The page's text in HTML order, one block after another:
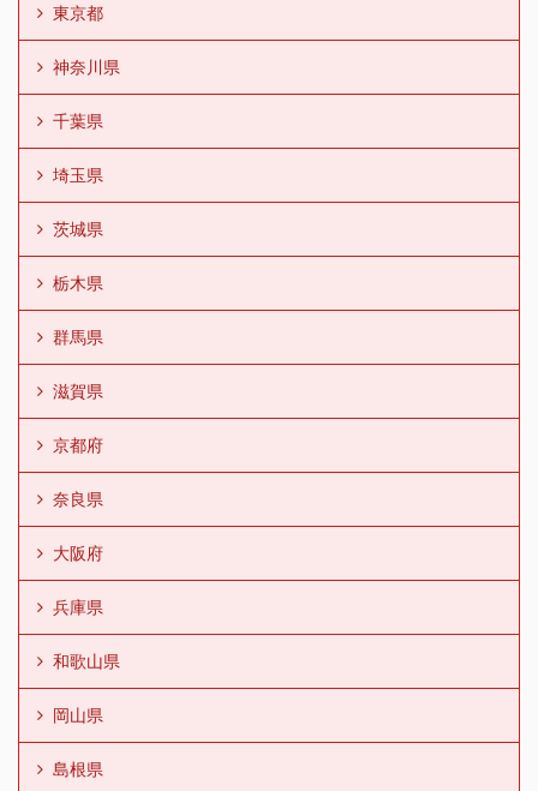
東京都
神奈川県
千葉県
埼玉県
茨城県
栃木県
群馬県
滋賀県
京都府
奈良県
大阪府
兵庫県
和歌山県
岡山県
島根県